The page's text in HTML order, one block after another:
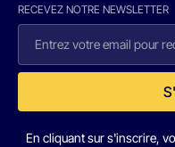
RECEVEZ NOTRE NEWSLETTER
En cliquant sur s'inscrire,